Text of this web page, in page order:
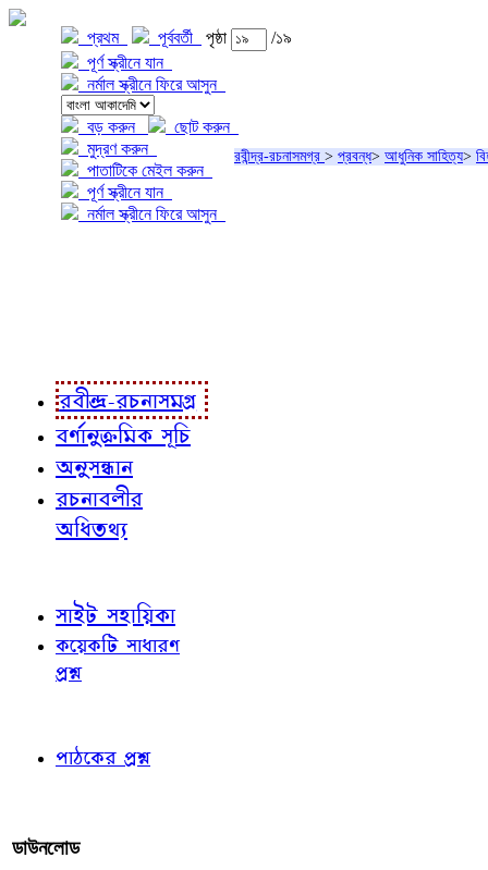
প্রথম পূর্ববর্তী পৃষ্ঠা
/১৯
পূর্ণ স্ক্রীনে যান
নর্মাল স্ক্রীনে ফিরে আসুন
বড় করুন
ছোট করুন
মুদ্রণ করুন
পাতাটিকে মেইল করুন
পূর্ণ স্ক্রীনে যান
নর্মাল স্ক্রীনে ফিরে আসুন
রবীন্দ্র-রচনাসমগ্র > প্রবন্ধ> আধুনিক সাহিত্য>
রবীন্দ্র-রচনাসমগ্র
বর্ণানুক্রমিক সূচি
অনুসন্ধান
রচনাবলীর
অধিতথ্য
সাইট সহায়িকা
কয়েকটি সাধারণ
প্রশ্ন
পাঠকের প্রশ্ন
ডাউনলোড